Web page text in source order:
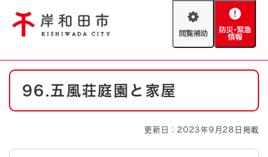
閲
助
防
緊
やさしい日本語
防災・緊急情報 救急・消防
ハザードマップ AED設置箇所
本
96.五風荘庭園と家屋
更新日：2023年9月28日掲載